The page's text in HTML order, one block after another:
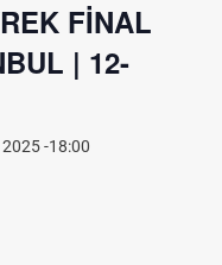
FİNAL
| 12-
-18:00